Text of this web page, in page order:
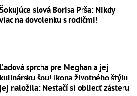
Šokujúce slová Borisa Prša: Nikdy
viac na dovolenku s rodičmi!
Ľadová sprcha pre Meghan a jej
kulinársku šou! Ikona životného štýlu
jej naložila: Nestačí si obliecť zásteru